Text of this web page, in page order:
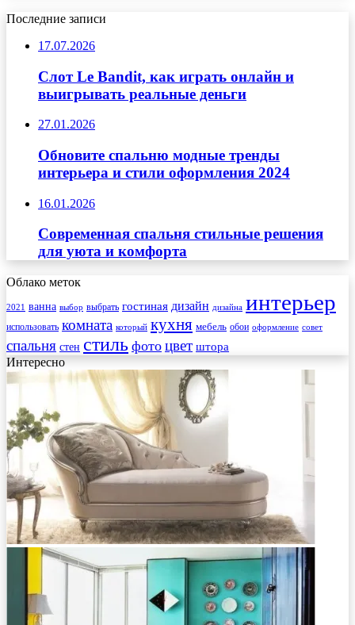
Последние записи
17.07.2026
Слот Le Bandit, как играть онлайн и
выигрывать реальные деньги
27.01.2026
Обновите спальню модные тренды
интерьера и стили оформления 2024
16.01.2026
Современная спальня стильные решения
для уюта и комфорта
Облако меток
2021 ванна выбор выбрать гостиная дизайн дизайна интерьер
использовать комната который кухня мебель обои оформление совет
спальня стен стиль фото цвет штора
Интересно